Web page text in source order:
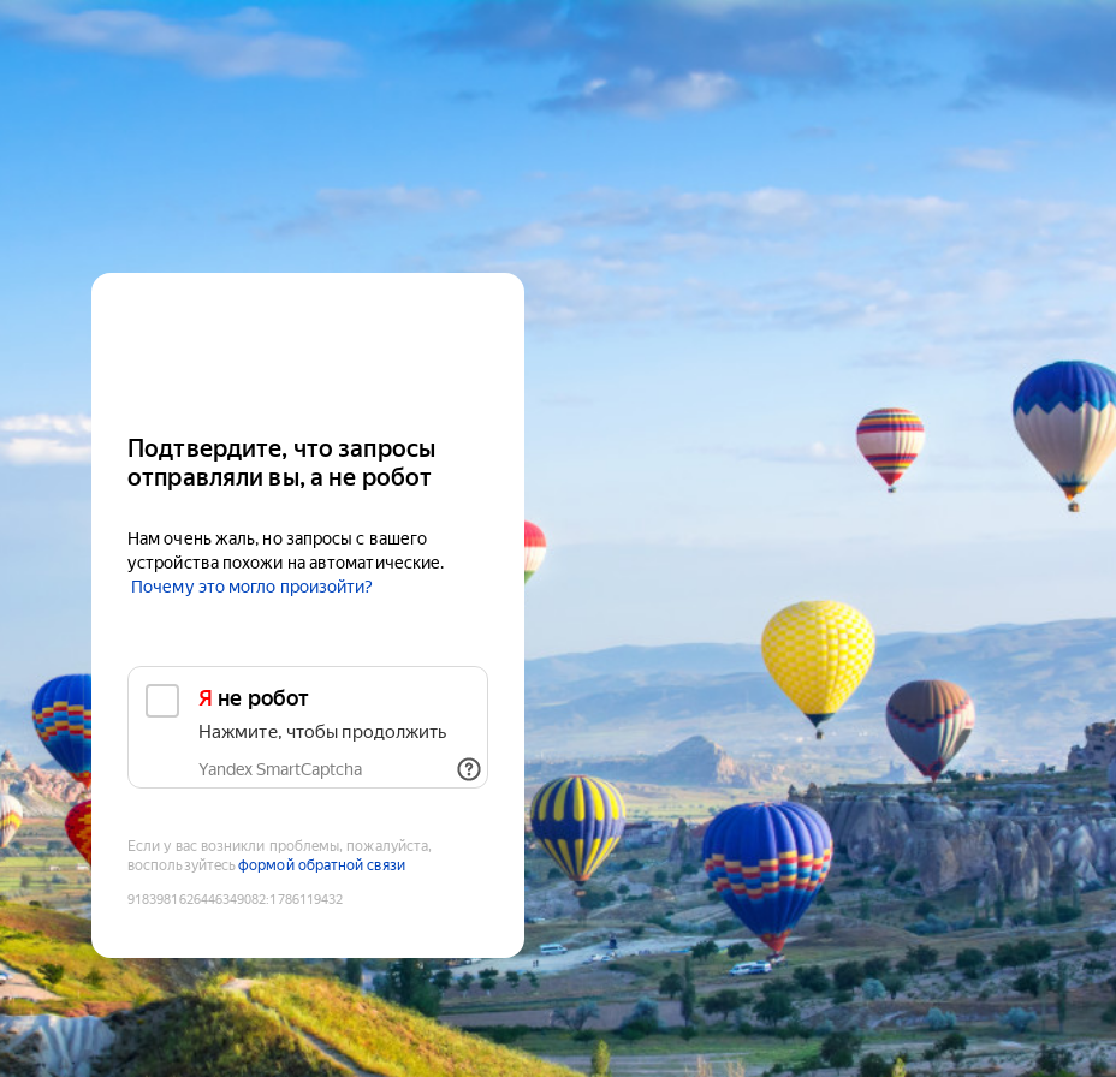
Подтвердите, что запросы
отправляли вы, а не робот
Нам очень жаль, но запросы с вашего
устройства похожи на автоматические.
Почему это могло произойти?
Я не робот
Нажмите, чтобы продолжить
Yandex SmartCaptcha
Если у вас возникли проблемы, пожалуйста,
воспользуйтесьформой обратной связи
9183981626446349082:1786119432